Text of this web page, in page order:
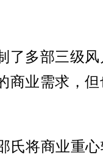
了多部三级
商业需求，
氏将商业重